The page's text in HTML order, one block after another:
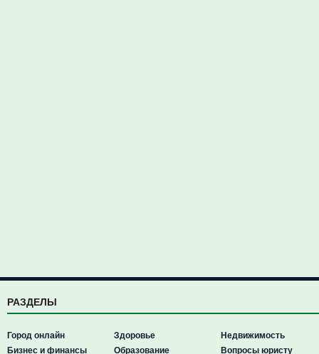
РАЗДЕЛЫ
Город онлайн
Бизнес и финансы
Здоровье
Образование
Недвижимость
Вопросы юристу